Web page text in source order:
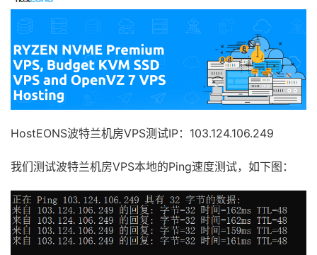
HostEONS波特兰机房VPS测试IP：103.124.106.249
我们测试波特兰机房VPS本地的Ping速度测试，如下图：